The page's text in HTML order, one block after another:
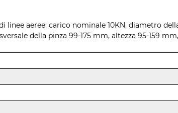
linee aeree: carico nominale 10KN, diametro
della pinza 99-175 mm, altezza 95-159